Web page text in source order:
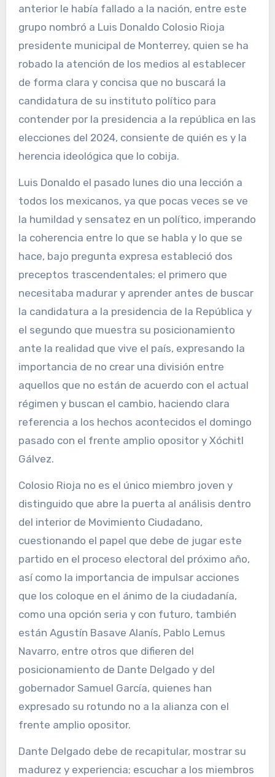
anterior le había fallado a la nación, entre este
grupo nombró a Luis Donaldo Colosio Rioja
presidente municipal de Monterrey, quien se ha
robado la atención de los medios al establecer
de forma clara y concisa que no buscará la
candidatura de su instituto político para
contender por la presidencia a la república en las
elecciones del 2024, consiente de quién es y la
herencia ideológica que lo cobija.
Luis Donaldo el pasado lunes dio una lección a
todos los mexicanos, ya que pocas veces se ve
la humildad y sensatez en un político, imperando
la coherencia entre lo que se habla y lo que se
hace, bajo pregunta expresa estableció dos
preceptos trascendentales; el primero que
necesitaba madurar y aprender antes de buscar
la candidatura a la presidencia de la República y
el segundo que muestra su posicionamiento
ante la realidad que vive el país, expresando la
importancia de no crear una división entre
aquellos que no están de acuerdo con el actual
régimen y buscan el cambio, haciendo clara
referencia a los hechos acontecidos el domingo
pasado con el frente amplio opositor y Xóchitl
Gálvez.
Colosio Rioja no es el único miembro joven y
distinguido que abre la puerta al análisis dentro
del interior de Movimiento Ciudadano,
cuestionando el papel que debe de jugar este
partido en el proceso electoral del próximo año,
así como la importancia de impulsar acciones
que los coloque en el ánimo de la ciudadanía,
como una opción seria y con futuro, también
están Agustín Basave Alanís, Pablo Lemus
Navarro, entre otros que difieren del
posicionamiento de Dante Delgado y del
gobernador Samuel García, quienes han
expresado su rotundo no a la alianza con el
frente amplio opositor.
Dante Delgado debe de recapitular, mostrar su
madurez y experiencia; escuchar a los miembros